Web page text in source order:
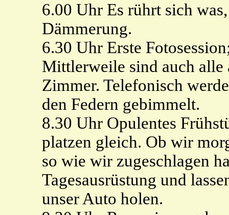
6.00 Uhr Es rührt sich
Dämmerung.
6.30 Uhr Erste
Mittlerweile sind auch alle
Zimmer. Telefonisch
den Federn gebimmelt.
8.30 Uhr Opulentes
platzen gleich. Ob wir
so wie wir zugeschlagen
Tagesausrüstung und
unser Auto holen.